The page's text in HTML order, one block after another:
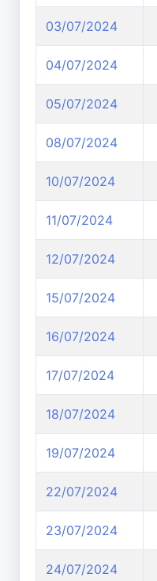
03/07/2024
04/07/2024
05/07/2024
08/07/2024
10/07/2024
11/07/2024
12/07/2024
15/07/2024
16/07/2024
17/07/2024
18/07/2024
19/07/2024
22/07/2024
23/07/2024
24/07/2024